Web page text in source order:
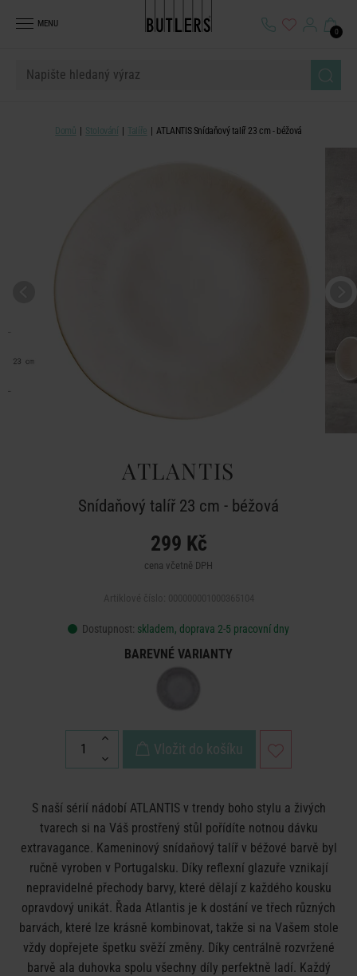
MENU
0
Domů Stolování Talíře ATLANTIS Snídaňový talíř 23 cm - béžová
ATLANTIS
Snídaňový talíř 23 cm - béžová
299 Kč
cena včetně DPH
Dostupnost: skladem, doprava 2-5 pracovní dny
BAREVNÉ VARIANTY
Vložit do košíku
S naší sérií nádobí ATLANTIS v trendy boho stylu a živých
tvarech si na Váš prostřený stůl pořídíte notnou dávku
extravagance. Kameninový snídaňový talíř v béžové barvě byl
ručně vyroben v Portugalsku. Díky reflexní glazuře vznikají
nepravidelné přechody barvy, které dělají z každého kousku
opravdový unikát. Řada Atlantis je k dostání ve třech různých
barvách, které lze krásně kombinovat, takže si na Vašem stole
vždy dopřejete špetku svěží změny. Díky centrálně rozvržené
barvě ala duhovka spolu všechny díly perfektně ladí. Každý